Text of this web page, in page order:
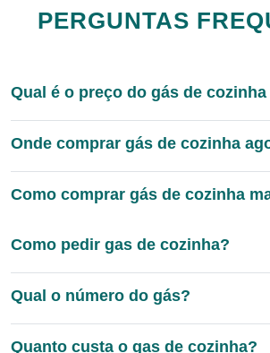
PERGUNTAS
Qual é o preço do gás de
Onde comprar gás de cozinha
Como comprar gás de cozinha
Como pedir gas de cozinha?
Qual o número do gás?
Quanto custa o gas de cozinha?